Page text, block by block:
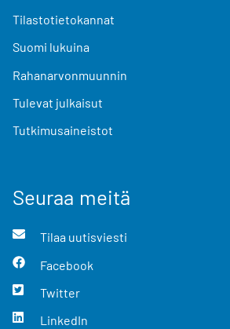
Tilastotietokannat
Suomi lukuina
Rahanarvonmuunnin
Tulevat julkaisut
Tutkimusaineistot
Seuraa meitä
Tilaa uutisviesti
Facebook
Twitter
LinkedIn